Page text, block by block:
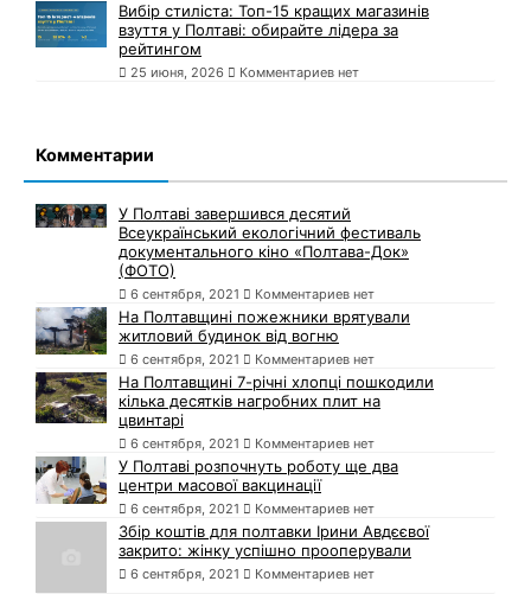
Вибір стиліста: Топ-15 кращих магазинів
взуття у Полтаві: обирайте лідера за
рейтингом
25 июня, 2026 Комментариев нет
Комментарии
У Полтаві завершився десятий
Всеукраїнський екологічний фестиваль
документального кіно «Полтава-Док»
(ФОТО)
6 сентября, 2021 Комментариев нет
На Полтавщині пожежники врятували
житловий будинок від вогню
6 сентября, 2021 Комментариев нет
На Полтавщині 7-річні хлопці пошкодили
кілька десятків нагробних плит на
цвинтарі
6 сентября, 2021 Комментариев нет
У Полтаві розпочнуть роботу ще два
центри масової вакцинації
6 сентября, 2021 Комментариев нет
Збір коштів для полтавки Ірини Авдєєвої
закрито: жінку успішно прооперували
6 сентября, 2021 Комментариев нет